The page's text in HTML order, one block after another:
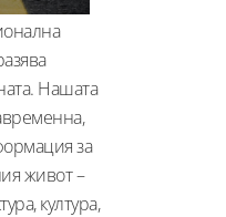
Нашата
за
живот –
култура,